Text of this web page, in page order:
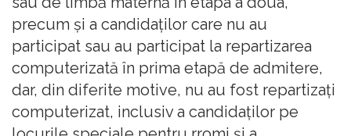
precum și a candidaților care nu au
participat sau au participat la repartizarea
computerizată în prima etapă de admitere,
dar, din diferite motive, nu au fost repartizați
computerizat, inclusiv a candidaților pe